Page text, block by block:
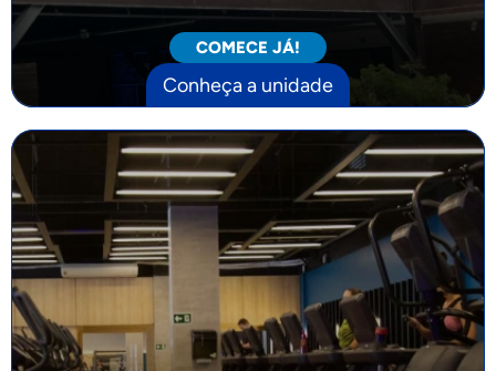
COMECE JÁ!
Conheça a unidade